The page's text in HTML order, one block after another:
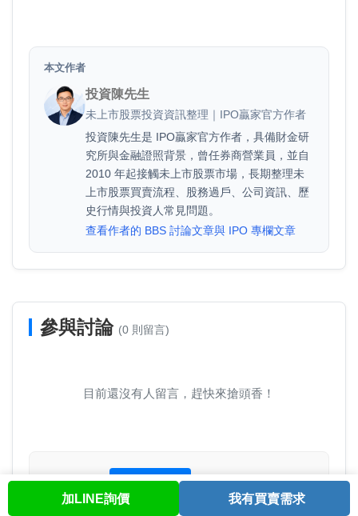
股票查詢 與我聯繫 會員中心
本文作者
投資陳先生
未上市股票投資資訊整理｜IPO贏家官方作者
投資陳先生是 IPO贏家官方作者，具備財金研
究所與金融證照背景，曾任券商營業員，並自
2010 年起接觸未上市股票市場，長期整理未
上市股票買賣流程、股務過戶、公司資訊、歷
史行情與投資人常見問題。
查看作者的 BBS 討論文章與 IPO 專欄文章
參與討論 (0 則留言)
目前還沒有人留言，趕快來搶頭香！
未登入
登入/註冊
加LINE詢價
我有買賣需求